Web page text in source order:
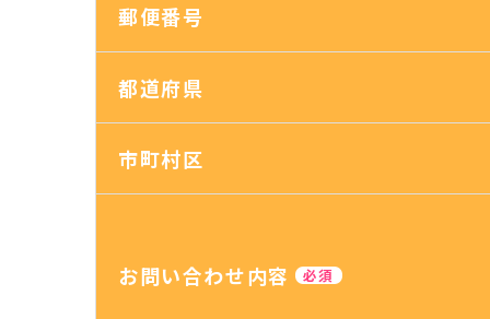
郵便番号
都道府県
市町村区
お問い合わせ内容 必須